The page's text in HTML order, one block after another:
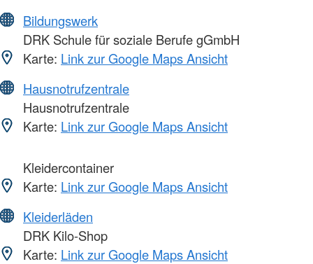
Bildungswerk
DRK Schule für soziale Berufe gGmbH
Karte: Link zur Google Maps Ansicht
Hausnotrufzentrale
Hausnotrufzentrale
Karte: Link zur Google Maps Ansicht
Kleidercontainer
Karte: Link zur Google Maps Ansicht
Kleiderläden
DRK Kilo-Shop
Karte: Link zur Google Maps Ansicht